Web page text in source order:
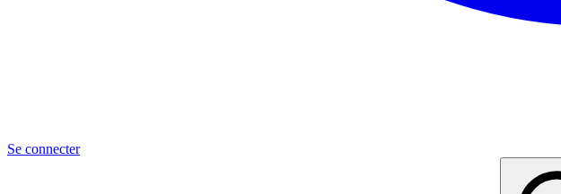
Se connecter